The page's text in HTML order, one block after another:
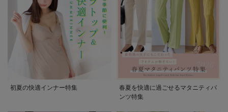
初夏の快適インナー特集
春夏を快適に過ごせるマタニティパ
ンツ特集